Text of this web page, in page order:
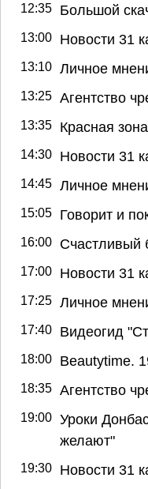
12:35 Большой
13:00 Новости 31
13:10 Личное
13:25 Агентство
13:35 Красная
14:30 Новости 31
14:45 Личное
15:05 Говорит и
16:00 Счастливый
17:00 Новости 31
17:25 Личное
17:40 Видеогид
18:00 Beautytime.
18:35 Агентство
19:00 Уроки
желают"
19:30 Новости 31